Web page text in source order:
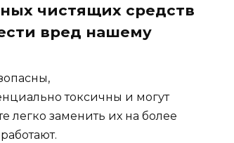
чистящих средств
вред нашему
токсичны и могут
легко заменить их на более